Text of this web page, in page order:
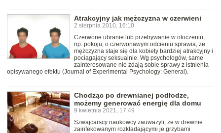
Atrakcyjny jak mężczyzna w czerwieni
2 sierpnia 2010, 16:10
Czerwone ubranie lub przebywanie w otoczeniu,
np. pokoju, o czerwonawym odcieniu sprawia, że
mężczyzna staje się dla kobiety bardziej atrakcyjny i
pociągający seksualnie. Wg psychologów, same
zainteresowane nie zdają sobie sprawy z istnienia
opisywanego efektu (Journal of Experimental Psychology: General).
Chodząc po drewnianej podłodze,
możemy generować energię dla domu
9 kwietnia 2021, 17:49
Szwajcarscy naukowcy zauważyli, że w drewnie
zainfekowanym rozkładającymi je grzybami